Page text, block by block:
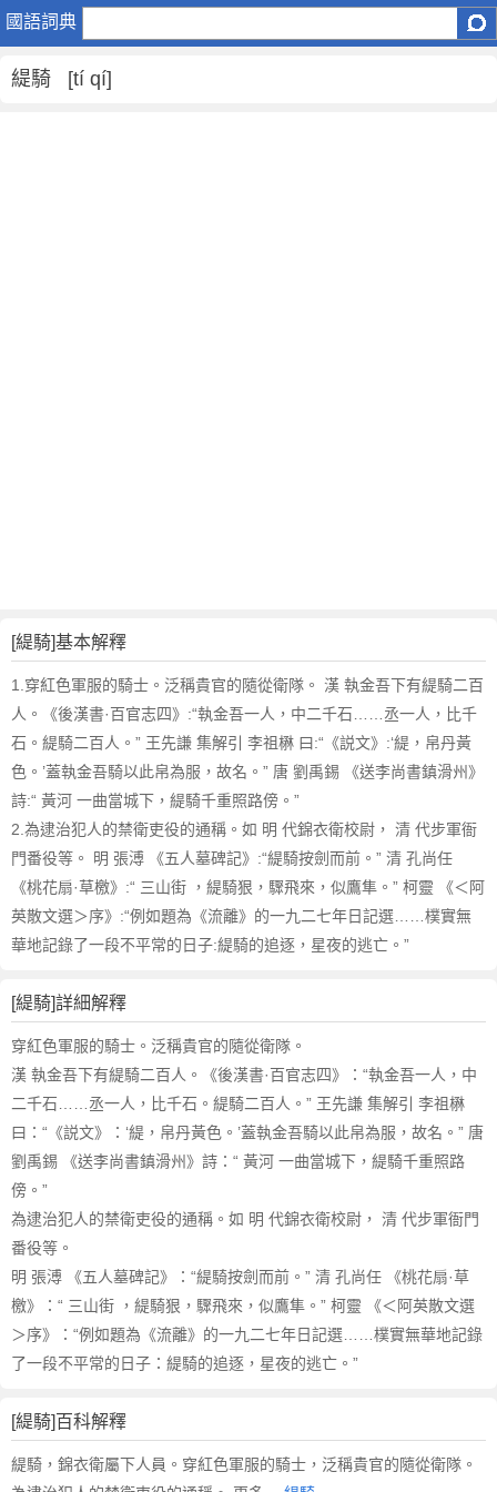
國語詞典
緹
是
什
騎
的
意
思
緹
騎
的
英
翻
譯
緹騎 [tí qí]
[緹騎]基本解釋
1.穿紅色軍服的騎士。泛稱貴官的隨從衛隊。 漢 執金吾下有緹騎二百
人。《後漢書·百官志四》:“執金吾一人，中二千石……丞一人，比千
石。緹騎二百人。” 王先謙 集解引 李祖楙 曰:“《説文》:‘緹，帛丹黃
色。’蓋執金吾騎以此帛為服，故名。” 唐 劉禹錫 《送李尚書鎮滑州》
詩:“ 黃河 一曲當城下，緹騎千重照路傍。”
2.為逮治犯人的禁衛吏役的通稱。如 明 代錦衣衛校尉， 清 代步軍衙
門番役等。 明 張溥 《五人墓碑記》:“緹騎按劍而前。” 清 孔尚任
《桃花扇·草檄》:“ 三山街 ，緹騎狠，驟飛來，似鷹隼。” 柯靈 《＜阿
英散文選＞序》:“例如題為《流離》的一九二七年日記選……樸實無
華地記錄了一段不平常的日子:緹騎的追逐，星夜的逃亡。”
[緹騎]詳細解釋
穿紅色軍服的騎士。泛稱貴官的隨從衛隊。
漢 執金吾下有緹騎二百人。《後漢書·百官志四》：“執金吾一人，中
二千石……丞一人，比千石。緹騎二百人。” 王先謙 集解引 李祖楙
曰：“《説文》：‘緹，帛丹黃色。’蓋執金吾騎以此帛為服，故名。” 唐
劉禹錫 《送李尚書鎮滑州》詩：“ 黃河 一曲當城下，緹騎千重照路
傍。”
為逮治犯人的禁衛吏役的通稱。如 明 代錦衣衛校尉， 清 代步軍衙門
番役等。
明 張溥 《五人墓碑記》：“緹騎按劍而前。” 清 孔尚任 《桃花扇·草
檄》：“ 三山街 ，緹騎狠，驟飛來，似鷹隼。” 柯靈 《＜阿英散文選
＞序》：“例如題為《流離》的一九二七年日記選……樸實無華地記錄
了一段不平常的日子：緹騎的追逐，星夜的逃亡。”
[緹騎]百科解釋
緹騎，錦衣衛屬下人員。穿紅色軍服的騎士，泛稱貴官的隨從衛隊。